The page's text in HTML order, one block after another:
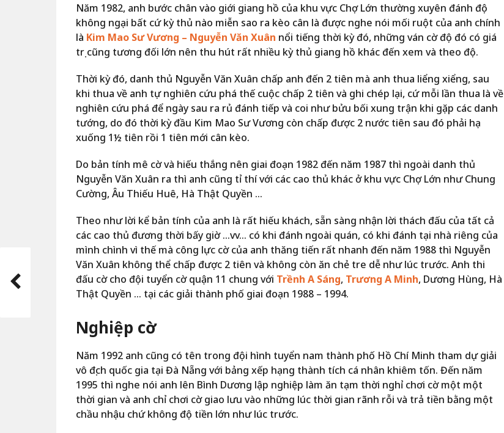
Năm 1982, anh bước chân vào giới giang hồ của khu vực Chợ Lớn thường xuyên đánh độ
không ngại bất cứ kỳ thủ nào miễn sao ra kèo cân là được nghe nói mối ruột của anh chính
là Kim Mao Sư Vương – Nguyễn Văn Xuân nổi tiếng thời kỳ đó, những ván cờ độ đó có giá
trị cũng tương đối lớn nên thu hút rất nhiều kỳ thủ giang hồ khác đến xem và theo độ.
Thời kỳ đó, danh thủ Nguyễn Văn Xuân chấp anh đến 2 tiên mà anh thua liểng xiểng, sau
khi thua về anh tự nghiên cứu phá thế cuộc chấp 2 tiên và ghi chép lại, cứ mỗi lần thua là về
nghiên cứu phá để ngày sau ra rủ đánh tiếp và coi như bửu bối xung trận khi gặp các danh
tướng, do đó thời kỳ đầu Kim Mao Sư Vương còn chấp được 2 nước tiên sau đó phải hạ
xuống 1½ tiên rồi 1 tiên mới cân kèo.
Do bản tính mê cờ và hiếu thắng nên giai đoạn 1982 đến năm 1987 thì ngoài danh thủ
Nguyễn Văn Xuân ra thì anh cũng tỉ thí với các cao thủ khác ở khu vực Chợ Lớn như Chung
Cường, Âu Thiếu Huê, Hà Thật Quyền …
Theo như lời kể bản tính của anh là rất hiếu khách, sẵn sàng nhận lời thách đấu của tất cả
các cao thủ đương thời bấy giờ …vv… có khi đánh ngoài quán, có khi đánh tại nhà riêng của
mình chình vì thế mà công lực cờ của anh thăng tiến rất nhanh đến năm 1988 thì Nguyễn
Văn Xuân không thể chấp được 2 tiên và không còn ăn chẻ tre dễ như lúc trước. Anh thi
đấu cờ cho đội tuyển cờ quận 11 chung với Trềnh A Sáng, Trương A Minh, Dương Hùng, Hà
Thật Quyền … tại các giải thành phố giai đoạn 1988 – 1994.
Nghiệp cờ
Năm 1992 anh cũng có tên trong đội hình tuyển nam thành phố Hồ Chí Minh tham dự giải
vô địch quốc gia tại Đà Nẵng với bảng xếp hạng thành tích cá nhân khiêm tốn. Đến năm
1995 thì nghe nói anh lên Bình Dương lập nghiệp làm ăn tạm thời nghỉ chơi cờ một một
thời gian và anh chỉ chơi cờ giao lưu vào những lúc thời gian rãnh rỗi và trả tiền bằng một
chầu nhậu chứ không độ tiền lớn như lúc trước.